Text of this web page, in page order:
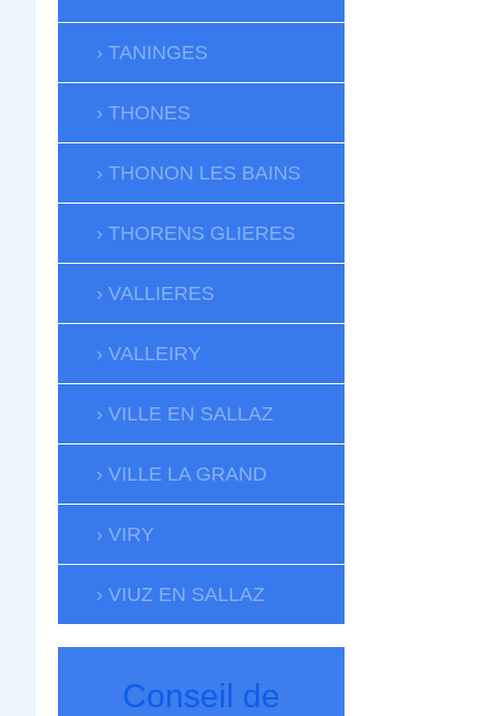
TANINGES
THONES
THONON LES BAINS
THORENS GLIERES
VALLIERES
VALLEIRY
VILLE EN SALLAZ
VILLE LA GRAND
VIRY
VIUZ EN SALLAZ
Conseil de